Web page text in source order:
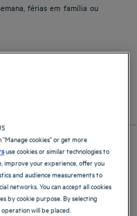
férias em família ou
e África
"Manage cookies" or get more
use cookies or similar technologies to
improve your experience, offer you
and audience measurements to
networks. You can accept all cookies
by cookie purpose. By selecting
will be placed.